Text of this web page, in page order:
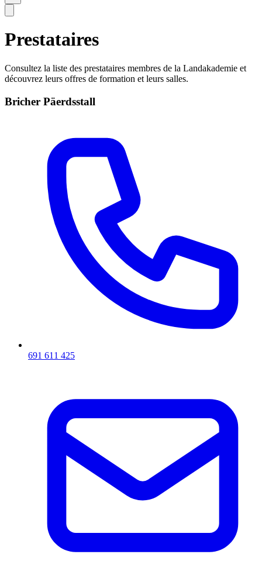
Prestataires
Consultez la liste des prestataires membres de la Landakademie et
découvrez leurs offres de formation et leurs salles.
Bricher Päerdsstall
691 611 425